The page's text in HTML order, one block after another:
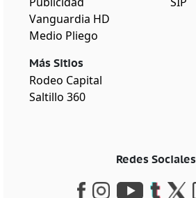
Vanguardia HD
Medio Pliego
Más Sitios
Rodeo Capital
Saltillo 360
Redes Sociales